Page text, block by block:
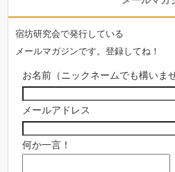
宿坊研究会で発行している
メールマガジンです。登録してね！
お名前（ニックネームでも構いま
メールアドレス
何か一言！